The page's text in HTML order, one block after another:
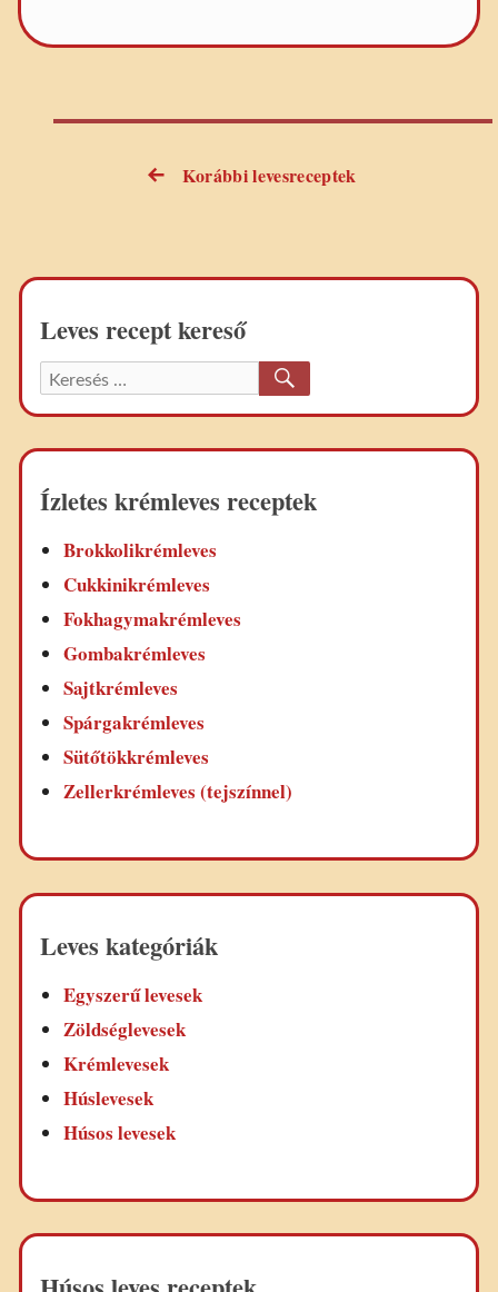
Korábbi levesreceptek
Leves recept kereső
Keresett
recept:
Ízletes krémleves receptek
Brokkolikrémleves
Cukkinikrémleves
Fokhagymakrémleves
Gombakrémleves
Sajtkrémleves
Spárgakrémleves
Sütőtökkrémleves
Zellerkrémleves (tejszínnel)
Leves kategóriák
Egyszerű levesek
Zöldséglevesek
Krémlevesek
Húslevesek
Húsos levesek